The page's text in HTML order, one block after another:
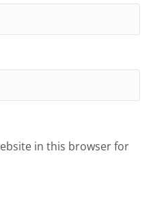
in this browser for